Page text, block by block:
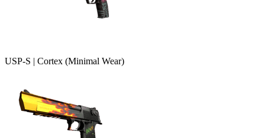
USP-S | Cortex (Minimal Wear)